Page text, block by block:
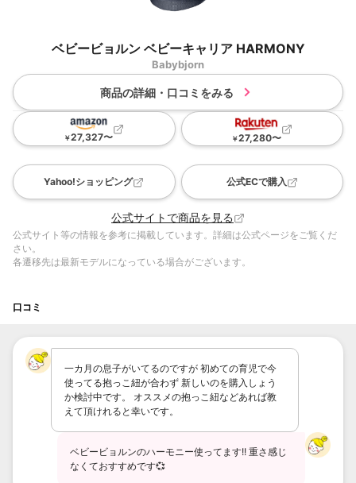
ベビービョルン ベビーキャリア HARMONY
Babybjorn
商品の詳細・口コミをみる
￥27,327〜 ￥27,280〜
Yahoo!ショッピング 公式ECで購入
公式サイトで商品を見る
公式サイト等の情報を参考に掲載しています。詳細は公式ページをご覧くだ
さい。
各遷移先は最新モデルになっている場合がございます。
口コミ
一カ月の息子がいてるのですが 初めての育児で今
使ってる抱っこ紐が合わず 新しいのを購入しょう
か検討中です。 オススメの抱っこ紐などあれば教
えて頂けれると幸いです。
ベビービョルンのハーモニー使ってます!! 重さ感じ
なくておすすめです💞